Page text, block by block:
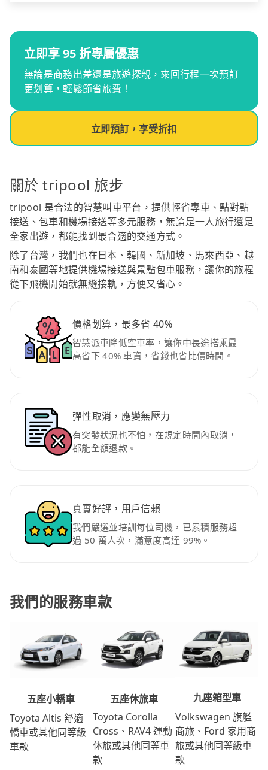
立即享 95 折專屬優惠
無論是商務出差還是旅遊探親，來回行程一次預訂
更划算，輕鬆節省旅費！
立即預訂，享受折扣
關於 tripool 旅步
tripool 是合法的智慧叫車平台，提供輕省專車、點對點
接送、包車和機場接送等多元服務，無論是一人旅行還是
全家出遊，都能找到最合適的交通方式。
除了台灣，我們也在日本、韓國、新加坡、馬來西亞、越
南和泰國等地提供機場接送與景點包車服務，讓你的旅程
從下飛機開始就無縫接軌，方便又省心。
價格划算，最多省 40%
智慧派車降低空車率，讓你中長途搭乘最
高省下 40% 車資，省錢也省比價時間。
彈性取消，應變無壓力
有突發狀況也不怕，在規定時間內取消，
都能全額退款。
真實好評，用戶信賴
我們嚴選並培訓每位司機，已累積服務超
過 50 萬人次，滿意度高達 99%。
我們的服務車款
五座小轎車
Toyota Altis 舒適
轎車或其他同等級
車款
五座休旅車
Toyota Corolla
Cross、RAV4 運動
休旅或其他同等車
款
九座箱型車
Volkswagen 旗艦
商旅、Ford 家用商
旅或其他同等級車
款